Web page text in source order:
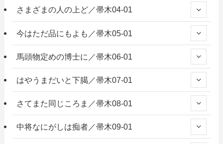
さまざまの人の上ど／帚木04-01
今はただ品にもよも／帚木05-01
馬頭物定めの博士に／帚木06-01
はやうまだいと下臈／帚木07-01
さてまた同じころま／帚木08-01
中将なにがしは痴者／帚木09-01